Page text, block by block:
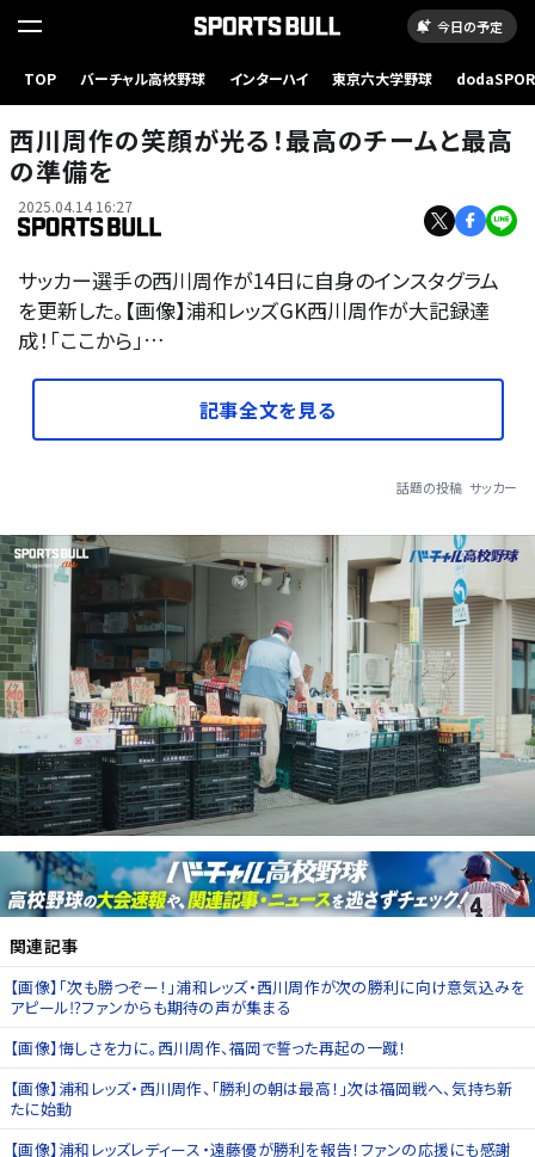
今日の予定
TOP バーチャル高校野球 インターハイ 東京六大学野球
西川周作の笑顔が光る！最高のチームと最高
の準備を
2025.04.14 16:27
サッカー選手の西川周作が14日に自身のインスタグラム
を更新した。【画像】浦和レッズGK西川周作が大記録達
成！「ここから」…
記事全文を見る
話題の投稿 サッカー
関連記事
【画像】「次も勝つぞー！」浦和レッズ・西川周作が次の勝利に向け意気込みを
アピール⁉ファンからも期待の声が集まる
【画像】悔しさを力に。西川周作、福岡で誓った再起の一蹴！
【画像】浦和レッズ・西川周作、「勝利の朝は最高！」次は福岡戦へ、気持ち新
たに始動
【画像】浦和レッズレディース・遠藤優が勝利を報告！ファンの応援にも感謝